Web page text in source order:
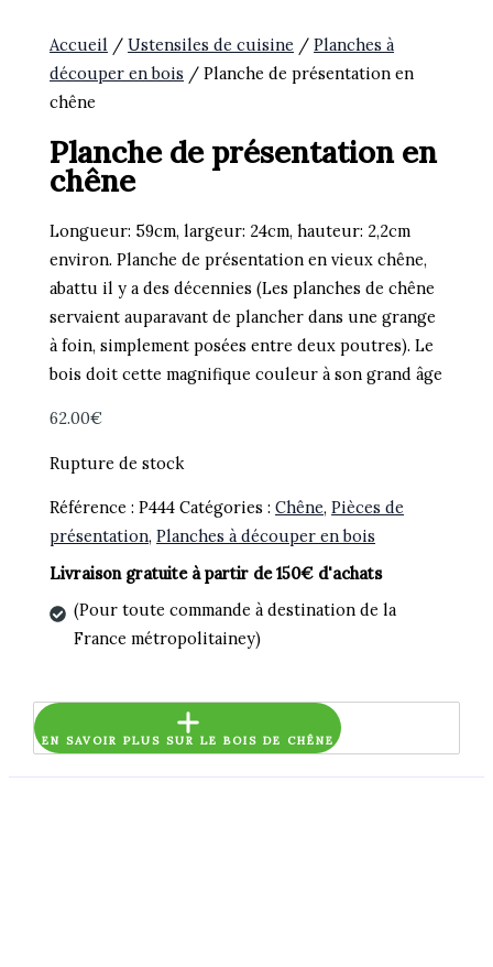
Accueil /Ustensiles de cuisine /Planches à
découper en bois / Planche de présentation en
chêne
Planche de présentation en
chêne
Longueur: 59cm, largeur: 24cm, hauteur: 2,2cm
environ. Planche de présentation en vieux chêne,
abattu il y a des décennies (Les planches de chêne
servaient auparavant de plancher dans une grange
à foin, simplement posées entre deux poutres). Le
bois doit cette magnifique couleur à son grand âge
62.00€
Rupture de stock
Référence :P444 Catégories :Chêne,Pièces de
présentation,Planches à découper en bois
Livraison gratuite à partir de 150€ d'achats
(Pour toute commande à destination de la
France métropolitainey)
EN SAVOIR PLUS SUR LE BOIS DE CHÊNE